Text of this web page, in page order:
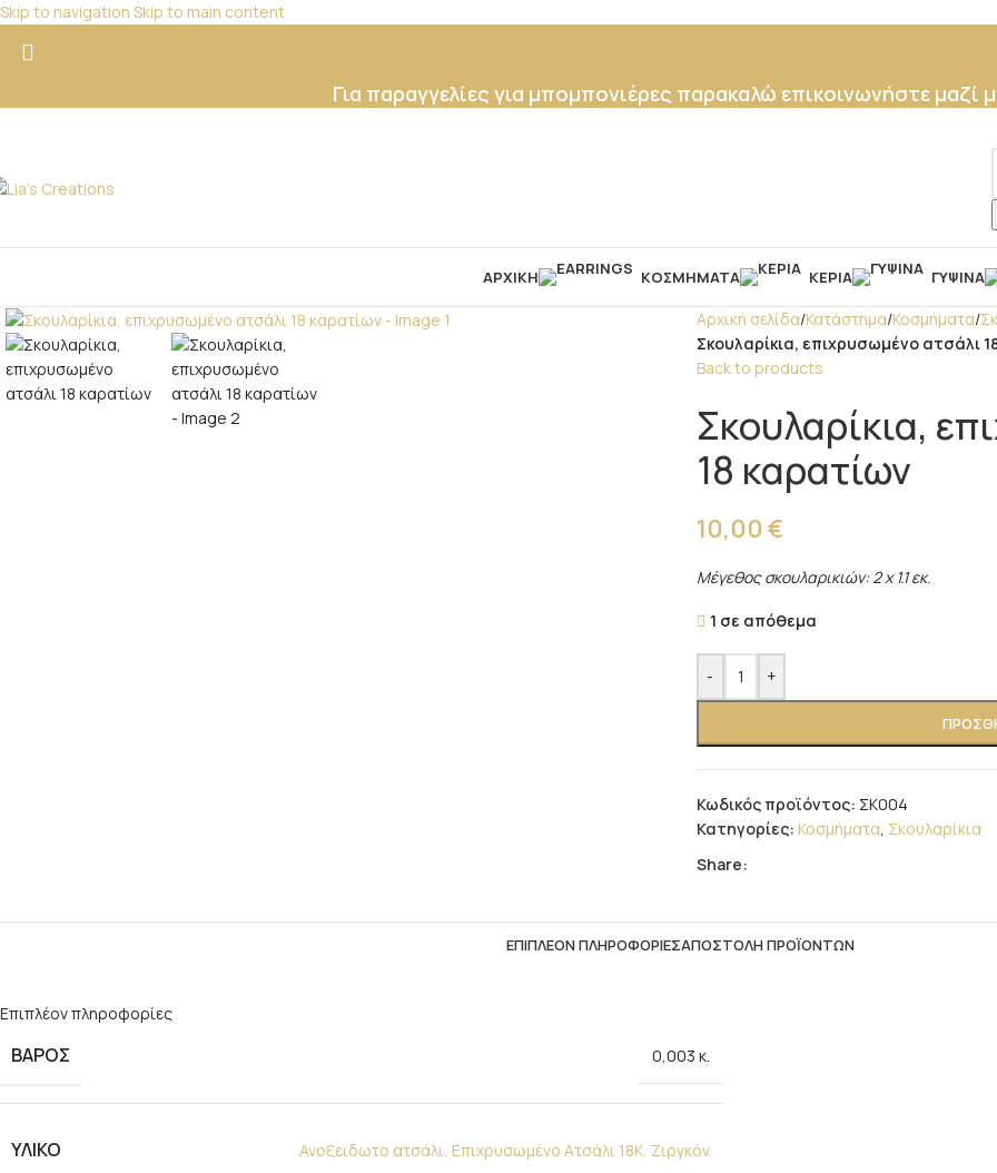
Skip to navigation Skip to main content
Για παραγγελίες για μπομπονιέρες παρακαλώ επικοινωνήστε μαζί
ΑΡΧΙΚΉ ΚΟΣΜΉΜΑΤΑ ΚΕΡΙΆ ΓΎΨΙΝΑ
Αρχική σελίδα/Κατάστημα/Κοσμήματα/
Σκουλαρίκια, επιχρυσωμένο ατσάλι
Back to products
Σκουλαρίκια,
18 καρατίων
10,00 €
Μέγεθος σκουλαρικιών: 2 x 1.1 εκ.
1 σε απόθεμα
- +
Κωδικός προϊόντος: ΣΚ004
Κατηγορίες: Κοσμήματα, Σκουλαρίκια
Share:
ΕΠΙΠΛΈΟΝ ΠΛΗΡΟΦΟΡΊΕΣΑΠΟΣΤΟΛΉ ΠΡΟΪΌΝΤΩΝ
Επιπλέον πληροφορίες
ΒΆΡΟΣ 0,003 κ.
ΥΛΙΚΌ Ανοξειδωτο ατσάλι, Επιχρυσωμένο Ατσάλι 18Κ, Ζιργκόν